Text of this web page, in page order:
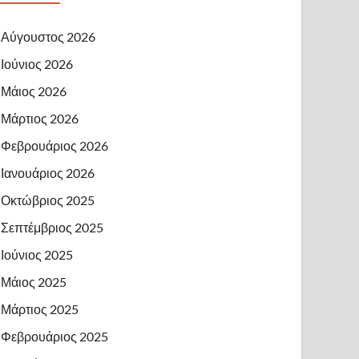
Αύγουστος 2026
Ιούνιος 2026
Μάιος 2026
Μάρτιος 2026
Φεβρουάριος 2026
Ιανουάριος 2026
Οκτώβριος 2025
Σεπτέμβριος 2025
Ιούνιος 2025
Μάιος 2025
Μάρτιος 2025
Φεβρουάριος 2025